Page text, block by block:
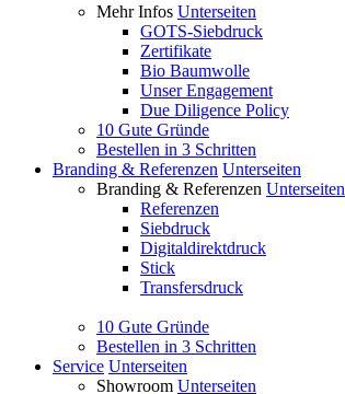
Mehr Infos Unterseiten
GOTS-Siebdruck
Zertifikate
Bio Baumwolle
Unser Engagement
Due Diligence Policy
10 Gute Gründe
Bestellen in 3 Schritten
Branding & Referenzen Unterseiten
Branding & Referenzen Unterseiten
Referenzen
Siebdruck
Digitaldirektdruck
Stick
Transfersdruck
10 Gute Gründe
Bestellen in 3 Schritten
Service Unterseiten
Showroom Unterseiten